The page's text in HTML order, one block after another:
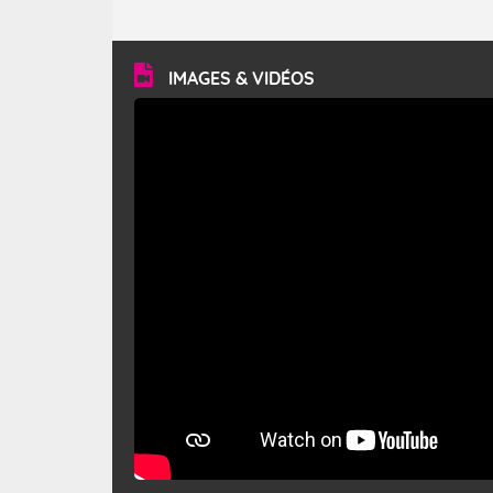
vitesse moyenne de 50 km/h et atteindre 80 à 100 km/h
en rafales, parfois davantage. Il parcourt la basse vallée
du Rhône et la Provence et envahit le littoral
méditerranéen à partir de la Camargue.
IMAGES & VIDÉOS